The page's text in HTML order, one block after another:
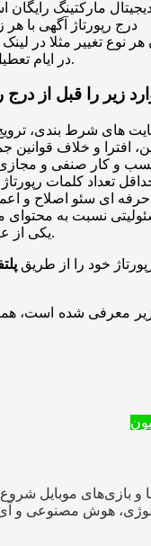
• درج رپورتاژ آگهی با
• در ایام تعطیل مانند روز جمعه نیز رپورتاژ منتشر می شود.
• یکی از عکس ها به عنوان عکس شاخص درج می شود.
خود را از طریق
معرفی شده است،
ابتدا با تمرکز بر نقد و معرفی